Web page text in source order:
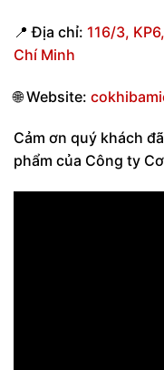
📍 Địa chỉ: 116/3,
Chí Minh
🌐Website:
Cảm ơn quý khách
phẩm của Công ty